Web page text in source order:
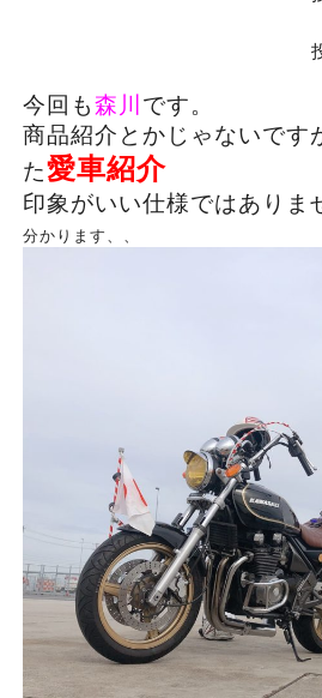
今回も森川です。
商品紹介とかじゃないです
た愛車紹介
印象がいい仕様ではありま
分かります、、